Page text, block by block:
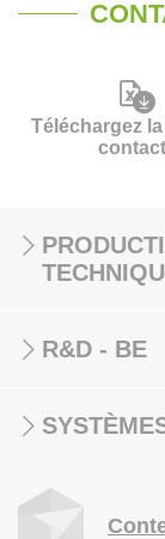
Téléchargez
R&D - BE